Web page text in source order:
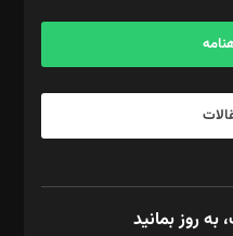
به روز بمانید